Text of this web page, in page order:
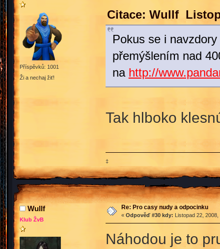
Příspěvků: 1001
Ži a nechaj žiť!
Citace: Wullf
Pokus se i
přemýšlením nad
na http://
Tak hlboko
‡
Wullf
Klub ŽvB
Re: Pro casy nudy a odpocinku
« Odpověď #30 kdy: Listopad 22,
Náhodou je to